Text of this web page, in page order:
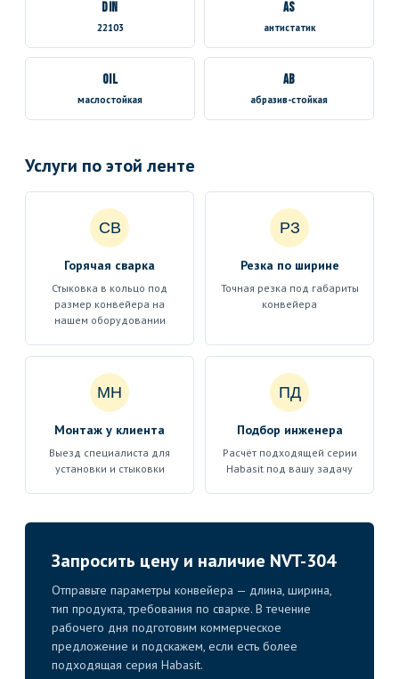
DIN
22103
AS
антистатик
OIL
маслостойкая
AB
абразив-стойкая
Услуги по этой ленте
СВ
Горячая сварка
Стыковка в кольцо под
размер конвейера на
нашем оборудовании
РЗ
Резка по ширине
Точная резка под габариты
конвейера
МН
Монтаж у клиента
Выезд специалиста для
установки и стыковки
ПД
Подбор инженера
Расчёт подходящей серии
Habasit под вашу задачу
Запросить цену и наличие NVT-304
Отправьте параметры конвейера — длина, ширина,
тип продукта, требования по сварке. В течение
рабочего дня подготовим коммерческое
предложение и подскажем, если есть более
подходящая серия Habasit.